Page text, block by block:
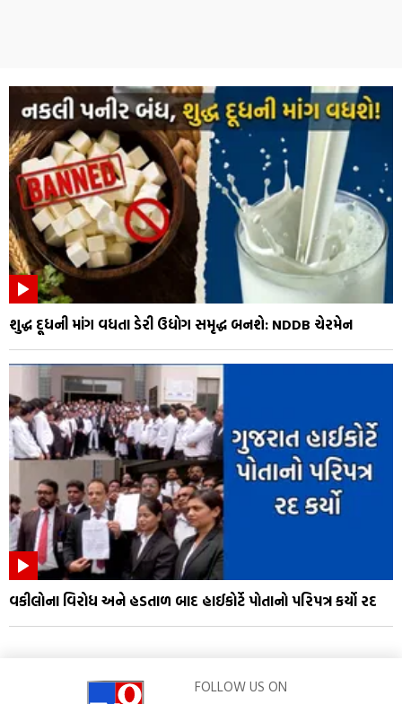
શુદ્ધ દૂધની માંગ વધતા ડેરી ઉદ્યોગ સમૃદ્ધ બનશે: NDDB ચેરમેન
વકીલોના વિરોધ અને હડતાળ બાદ હાઈકોર્ટે પોતાનો પરિપત્ર કર્યો રદ
FOLLOW US ON